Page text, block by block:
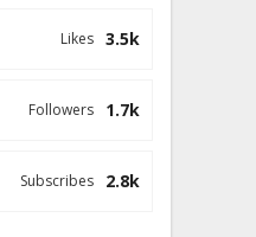
3.5k
Likes
1.7k
Followers
2.8k
Subscribes